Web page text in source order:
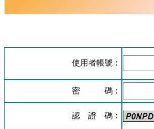
使用者帳號：
密 碼：
認 證 碼：